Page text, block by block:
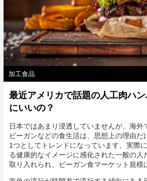
加工食品
最近アメリカで話題の人工肉ハ
にいいの？
日本ではあまり浸透していませんが、海外
ビーガンなどの食生活は、思想上の理由だ
1つとしてトレンドになっています。実際
る健康的なイメージに感化された一般の人
取り入れられ、ビーガン食マーケット規模